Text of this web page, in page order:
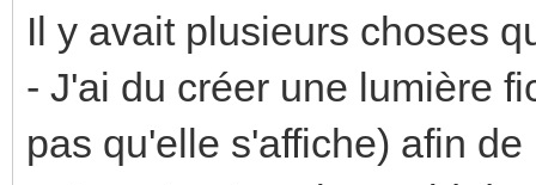
RGBmeuble ~= "0" or
RGBplinthes ~= "0"
Il y avait plusieurs choses
- J'ai du créer une lumière
pas qu'elle s'affiche) afin